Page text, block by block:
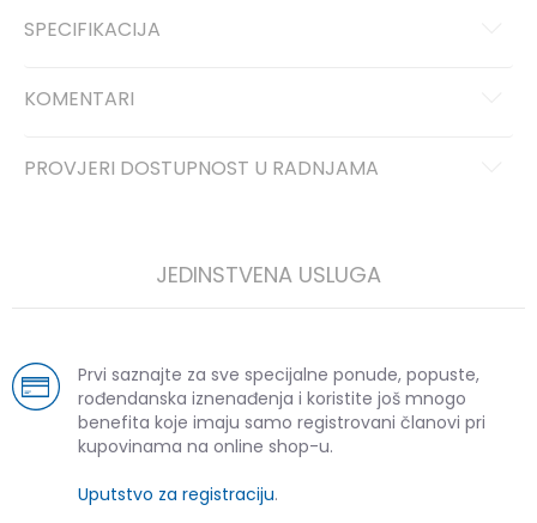
SPECIFIKACIJA
KOMENTARI
PROVJERI DOSTUPNOST U RADNJAMA
JEDINSTVENA USLUGA
Prvi saznajte za sve specijalne ponude, popuste,
rođendanska iznenađenja i koristite još mnogo
benefita koje imaju samo registrovani članovi pri
kupovinama na online shop-u.
Uputstvo za registraciju.